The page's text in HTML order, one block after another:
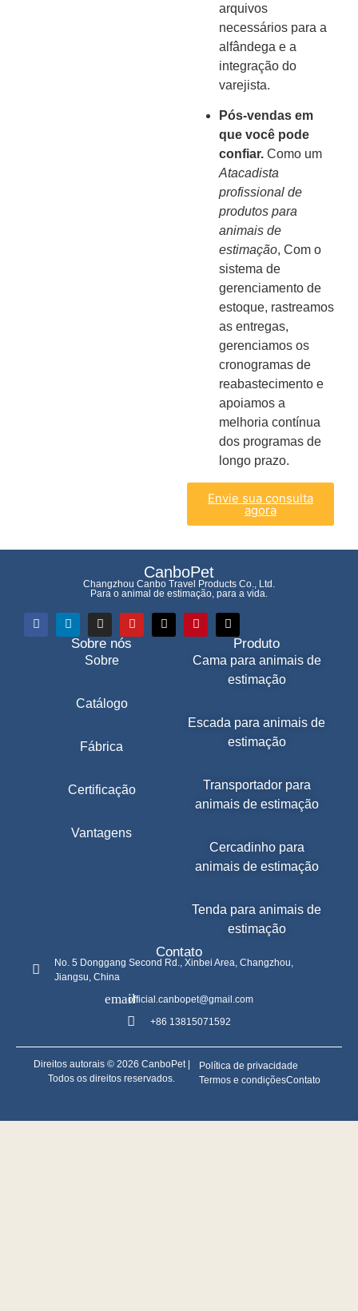
arquivos
necessários para a
alfândega e a
integração do
varejista.
Pós-vendas em
que você pode
confiar. Como um
Atacadista
profissional de
produtos para
animais de
estimação, Com o
sistema de
gerenciamento de
estoque, rastreamos
as entregas,
gerenciamos os
cronogramas de
reabastecimento e
apoiamos a
melhoria contínua
dos programas de
longo prazo.
Envie sua consulta
agora
CanboPet
Changzhou Canbo Travel Products Co., Ltd.
Para o animal de estimação, para a vida.
Sobre nós
Sobre
Catálogo
Fábrica
Certificação
Vantagens
Produto
Cama para animais de
estimação
Escada para animais de
estimação
Transportador para
animais de estimação
Cercadinho para
animais de estimação
Tenda para animais de
estimação
Contato
No. 5 Donggang Second Rd., Xinbei Area, Changzhou,
Jiangsu, China
official.canbopet@gmail.com
+86 13815071592
Direitos autorais © 2026 CanboPet |
Todos os direitos reservados.
Política de privacidade
Termos e condiçõesContato